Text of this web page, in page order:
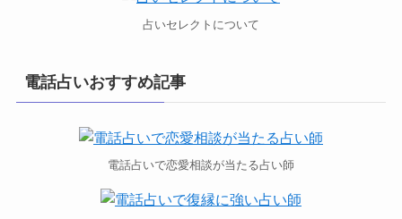
占いセレクトについて
電話占いおすすめ記事
電話占いで恋愛相談が当たる占い師